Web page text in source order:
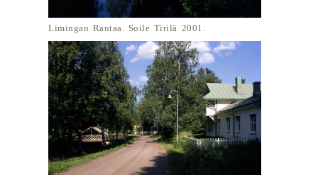
Limingan Rantaa. Soile Tirilä 2001.